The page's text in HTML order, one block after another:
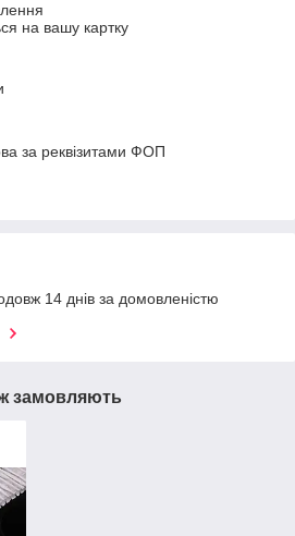
на вашу картку
за реквізитами ФОП
14 днів за домовленістю
замовляють